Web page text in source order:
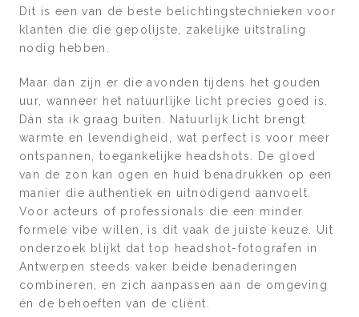
Dit is een van de beste belichtingstechnieken voor
klanten die die gepolijste, zakelijke uitstraling
nodig hebben.
Maar dan zijn er die avonden tijdens het gouden
uur, wanneer het natuurlijke licht precies goed is.
Dán sta ik graag buiten. Natuurlijk licht brengt
warmte en levendigheid, wat perfect is voor meer
ontspannen, toegankelijke headshots. De gloed
van de zon kan ogen en huid benadrukken op een
manier die authentiek en uitnodigend aanvoelt.
Voor acteurs of professionals die een minder
formele vibe willen, is dit vaak de juiste keuze. Uit
onderzoek blijkt dat top headshot-fotografen in
Antwerpen steeds vaker beide benaderingen
combineren, en zich aanpassen aan de omgeving
én de behoeften van de cliënt.